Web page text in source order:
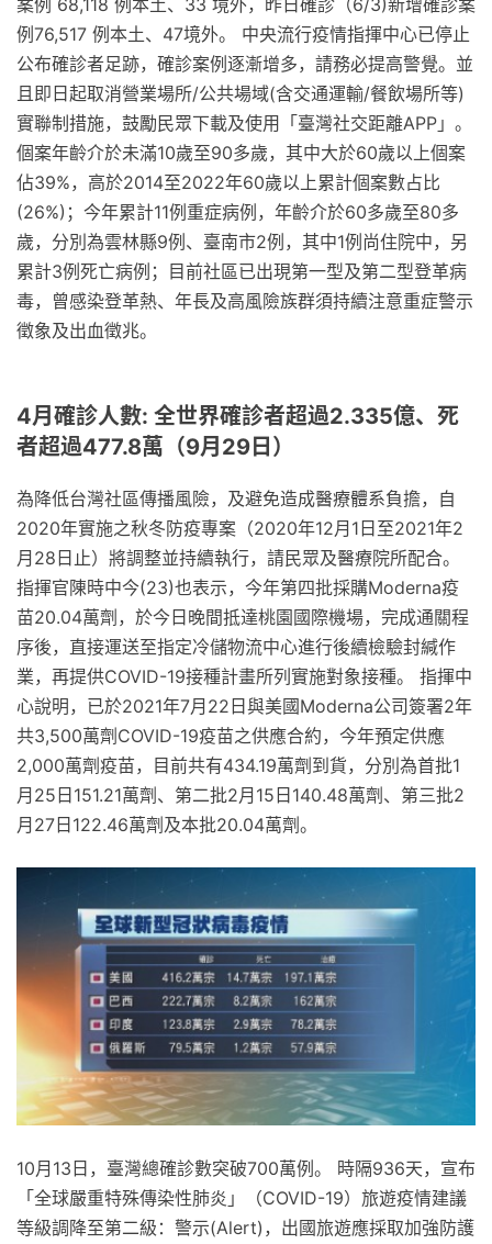
例76,517 例本土、47境外。 中央流行疫情指揮中心已停止
公布確診者足跡，確診案例逐漸增多，請務必提高警覺。並
且即日起取消營業場所/公共場域(含交通運輸/餐飲場所等)
實聯制措施，鼓勵民眾下載及使用「臺灣社交距離APP」。
個案年齡介於未滿10歲至90多歲，其中大於60歲以上個案
佔39%，高於2014至2022年60歲以上累計個案數占比
(26%)；今年累計11例重症病例，年齡介於60多歲至80多
歲，分別為雲林縣9例、臺南市2例，其中1例尚住院中，另
累計3例死亡病例；目前社區已出現第一型及第二型登革病
毒，曾感染登革熱、年長及高風險族群須持續注意重症警示
徵象及出血徵兆。
4月確診人數: 全世界確診者超過2.335億、死
者超過477.8萬（9月29日）
為降低台灣社區傳播風險，及避免造成醫療體系負擔，自
2020年實施之秋冬防疫專案（2020年12月1日至2021年2
月28日止）將調整並持續執行，請民眾及醫療院所配合。
指揮官陳時中今(23)也表示，今年第四批採購Moderna疫
苗20.04萬劑，於今日晚間抵達桃園國際機場，完成通關程
序後，直接運送至指定冷儲物流中心進行後續檢驗封緘作
業，再提供COVID-19接種計畫所列實施對象接種。 指揮中
心說明，已於2021年7月22日與美國Moderna公司簽署2年
共3,500萬劑COVID-19疫苗之供應合約，今年預定供應
2,000萬劑疫苗，目前共有434.19萬劑到貨，分別為首批1
月25日151.21萬劑、第二批2月15日140.48萬劑、第三批2
月27日122.46萬劑及本批20.04萬劑。
10月13日，臺灣總確診數突破700萬例。 時隔936天，宣布
「全球嚴重特殊傳染性肺炎」（COVID-19）旅遊疫情建議
等級調降至第二級：警示(Alert)，出國旅遊應採取加強防護